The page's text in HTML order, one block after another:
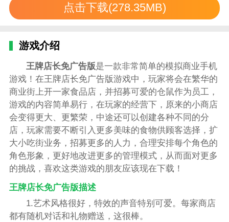
点击下载(278.35MB)
游戏介绍
王牌店长免广告版是一款非常简单的模拟商业手机
游戏！在王牌店长免广告版游戏中，玩家将会在繁华的
商业街上开一家食品店，并招募可爱的仓鼠作为员工，
游戏的内容简单易行，在玩家的经营下，原来的小商店
会变得更大、更繁荣，中途还可以创建各种不同的分
店，玩家需要不断引入更多美味的食物供顾客选择，扩
大小吃街业务，招募更多的人力，合理安排每个角色的
角色形象，更好地改进更多的管理模式，从而面对更多
的挑战，喜欢这类游戏的朋友应该现在下载！
王牌店长免广告版描述
1.艺术风格很好，特效的声音特别可爱。每家商店
都有随机对话和礼物赠送，这很棒。